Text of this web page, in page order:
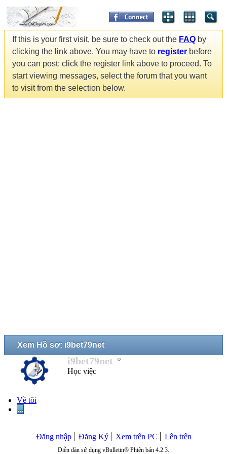
If this is your first visit, be sure to check out the FAQ by
clicking the link above. You may have to register before
you can post: click the register link above to proceed. To
start viewing messages, select the forum that you want
to visit from the selection below.
Xem Hồ sơ: i9bet79net
i9bet79net
Học việc
Về tôi
...
Đăng nhập Đăng Ký Xem trên PC Lên trên
Diễn đàn sử dụng vBulletin® Phiên bản 4.2.3.